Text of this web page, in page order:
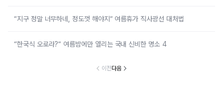
“지구 정말 너무하네, 정도껏 해야지” 여름휴가 직사광선 대처법
“한국식 오로라?” 여름밤에만 열리는 국내 신비한 명소 4
이전다음